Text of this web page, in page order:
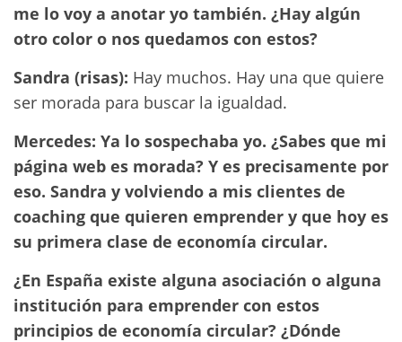
me lo voy a anotar yo también. ¿Hay algún
otro color o nos quedamos con estos?
Sandra (risas): Hay muchos. Hay una que quiere
ser morada para buscar la igualdad.
Mercedes: Ya lo sospechaba yo. ¿Sabes que mi
página web es morada? Y es precisamente por
eso. Sandra y volviendo a mis clientes de
coaching que quieren emprender y que hoy es
su primera clase de economía circular.
¿En España existe alguna asociación o alguna
institución para emprender con estos
principios de economía circular? ¿Dónde